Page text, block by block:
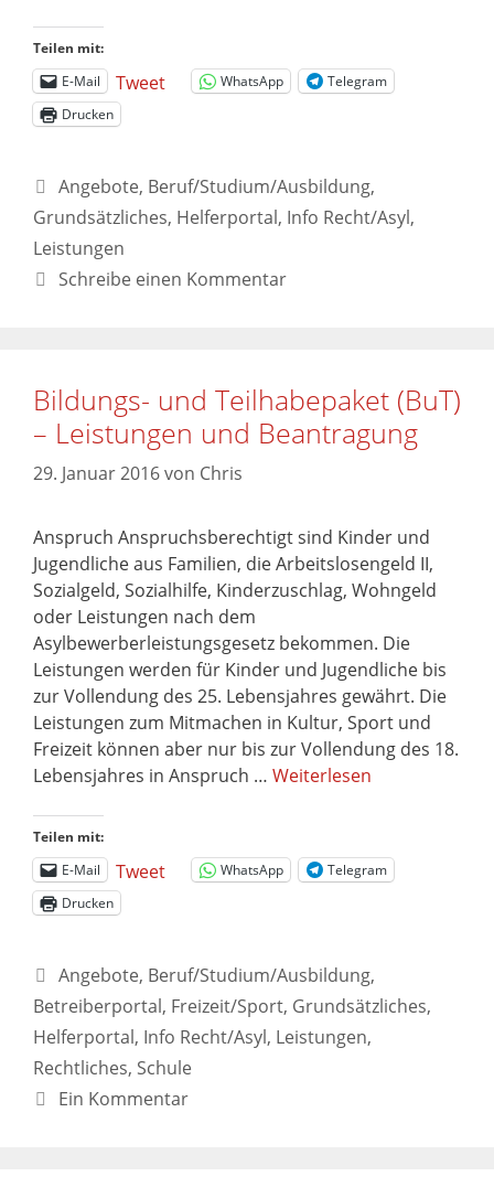
Teilen mit:
E-Mail
Tweet WhatsApp
Telegram
Drucken
Angebote, Beruf/Studium/Ausbildung,
Grundsätzliches, Helferportal, Info Recht/Asyl,
Leistungen
Schreibe einen Kommentar
Bildungs- und Teilhabepaket (BuT)
– Leistungen und Beantragung
29. Januar 2016von Chris
Anspruch Anspruchsberechtigt sind Kinder und
Jugendliche aus Familien, die Arbeitslosengeld II,
Sozialgeld, Sozialhilfe, Kinderzuschlag, Wohngeld
oder Leistungen nach dem
Asylbewerberleistungsgesetz bekommen. Die
Leistungen werden für Kinder und Jugendliche bis
zur Vollendung des 25. Lebensjahres gewährt. Die
Leistungen zum Mitmachen in Kultur, Sport und
Freizeit können aber nur bis zur Vollendung des 18.
Lebensjahres in Anspruch … Weiterlesen
Teilen mit:
E-Mail
Tweet WhatsApp
Telegram
Drucken
Angebote, Beruf/Studium/Ausbildung,
Betreiberportal, Freizeit/Sport, Grundsätzliches,
Helferportal, Info Recht/Asyl, Leistungen,
Rechtliches, Schule
Ein Kommentar